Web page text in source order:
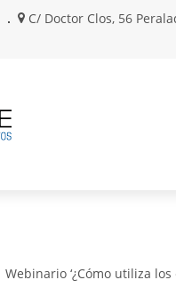
C/ Doctor Clos, 56
Webinario ‘¿Cómo utiliza